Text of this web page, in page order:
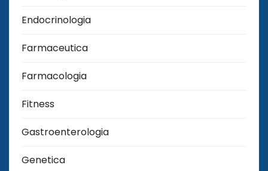
Endocrinologia
Farmaceutica
Farmacologia
Fitness
Gastroenterologia
Genetica